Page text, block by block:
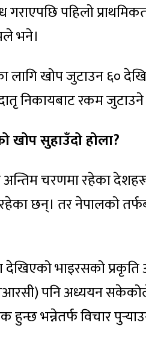
पहिलो
भने।
खोप जुटाउन ६०
निकायबाट रकम
खोप सुहाउँदो होला?
चरणमा रहेका
छन्। तर नेपालको
भाइरसको प्रकृति
पनि अध्ययन
भन्नेतर्फ विचार